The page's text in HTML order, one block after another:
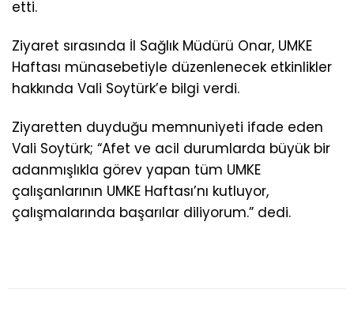
etti.
Ziyaret sırasında İl Sağlık Müdürü Onar, UMKE
Haftası münasebetiyle düzenlenecek etkinlikler
hakkında Vali Soytürk’e bilgi verdi.
Ziyaretten duyduğu memnuniyeti ifade eden
Vali Soytürk; “Afet ve acil durumlarda büyük bir
adanmışlıkla görev yapan tüm UMKE
çalışanlarının UMKE Haftası’nı kutluyor,
çalışmalarında başarılar diliyorum.” dedi.